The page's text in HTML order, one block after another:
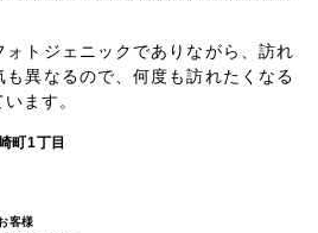
ォトジェニックでありながら、訪れ
異なるので、何度も訪れたくなる
ます。
町1丁目
客様